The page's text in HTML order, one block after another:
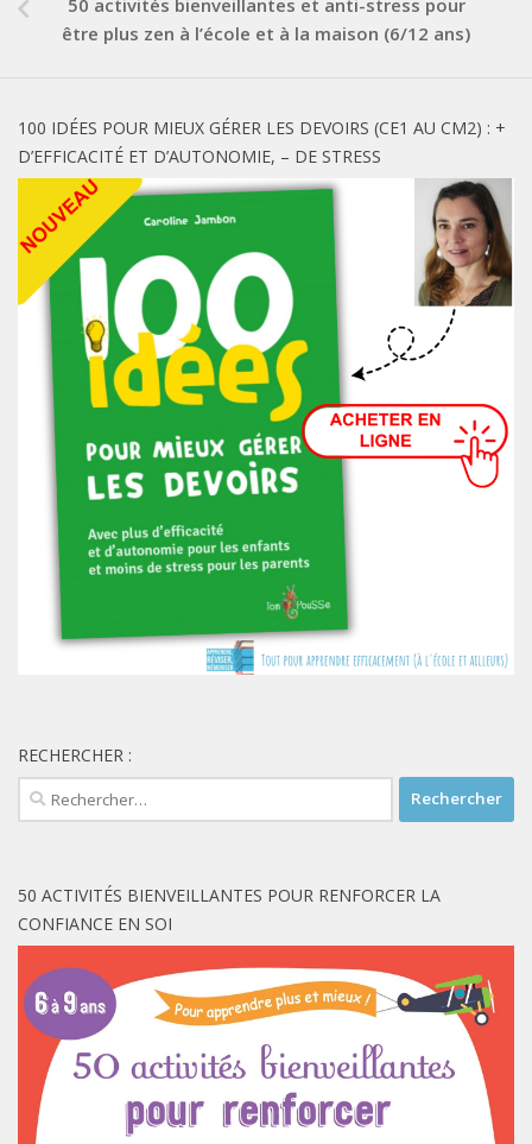
être plus zen à l’école et à la maison (6/12 ans)
100 IDÉES POUR MIEUX GÉRER LES DEVOIRS (CE1 AU CM2) : +
D’EFFICACITÉ ET D’AUTONOMIE, – DE STRESS
RECHERCHER :
Rechercher :
50 ACTIVITÉS BIENVEILLANTES POUR RENFORCER LA
CONFIANCE EN SOI